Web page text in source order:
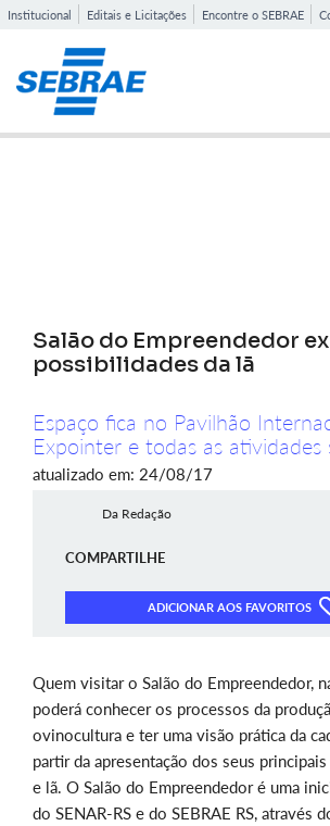
Institucional Editais e Licitações Encontre o SEBRAE
Salão do Empreendedor
possibilidades da lã
Espaço fica no Pavilhão
Expointer e todas as atividades
atualizado em: 24/08/17
Da Redação
COMPARTILHE
ADICIONAR AOS FAVORITOS
Quem visitar o Salão do Empreendedor,
poderá conhecer os processos da
ovinocultura e ter uma visão prática da
partir da apresentação dos seus
e lã. O Salão do Empreendedor é uma
do SENAR-RS e do SEBRAE RS, através